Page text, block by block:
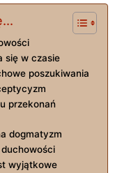
się w czasie
poszukiwania
przekonań
dogmatyzm
wyjątkowe